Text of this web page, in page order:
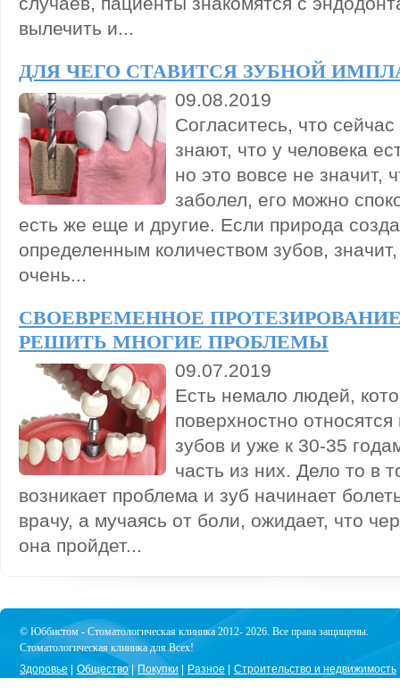
вылечить и...
ДЛЯ ЧЕГО СТАВИТСЯ ЗУБНОЙ
09.08.2019
Согласитесь, что
знают, что у человека
но это вовсе не значит,
заболел, его можно
есть же еще и другие. Если природа
определенным количеством зубов,
очень...
СВОЕВРЕМЕННОЕ
РЕШИТЬ МНОГИЕ ПРОБЛЕМЫ
09.07.2019
Есть немало людей,
поверхностно
зубов и уже к 30-35
часть из них. Дело то в
возникает проблема и зуб начинает
врачу, а мучаясь от боли, ожидает, что
она пройдет...
© Юббистом - Стоматологическая клиника 2012- 2026. Все права защищены.
Стоматологическая клиника для Всех!
Здоровье
Общество Покупки Разное Строительство и недвижимость